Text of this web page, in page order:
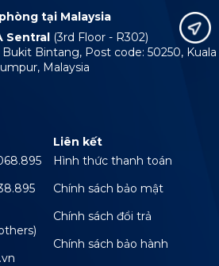
tại Malaysia
Sentral (3rd Floor - R302)
Bintang, Post code: 50250, Kuala
Malaysia
Liên kết
Hình thức thanh toán
Chính sách bảo mật
Chính sách đổi trả
Chính sách bảo hành